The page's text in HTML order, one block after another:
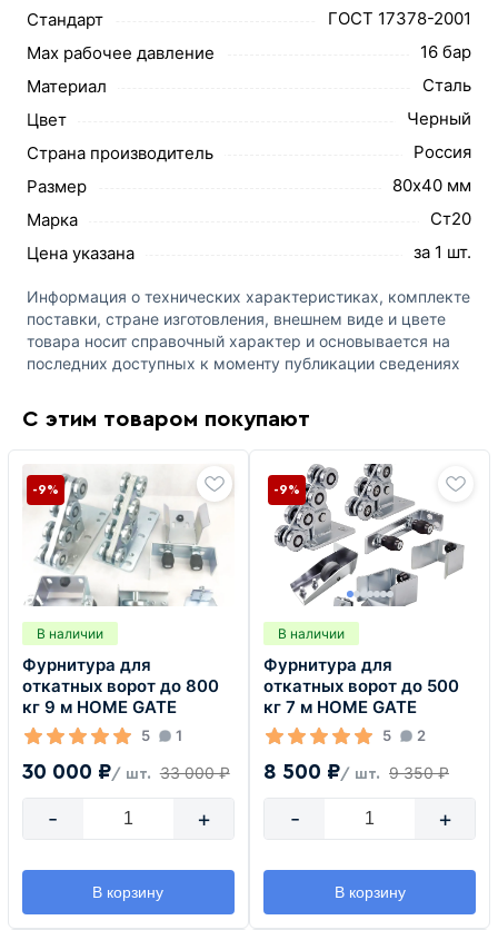
Стандарт
ГОСТ 17378-2001
Max рабочее давление
16 бар
Материал
Сталь
Цвет
Черный
Страна производитель
Россия
Размер
80х40 мм
Марка
Ст20
Цена указана
за 1 шт.
Информация о технических характеристиках, комплекте
поставки, стране изготовления, внешнем виде и цвете
товара носит справочный характер и основывается на
последних доступных к моменту публикации сведениях
С этим товаром покупают
В наличии
Фурнитура для
откатных ворот до 800
кг 9 м HOME GATE
5 1
30 000 ₽/ шт. 33 000 ₽
-9%
- +
В корзину
В наличии
Фурнитура для
откатных ворот до 500
кг 7 м HOME GATE
5 2
8 500 ₽/ шт. 9 350 ₽
-9%
- +
В корзину